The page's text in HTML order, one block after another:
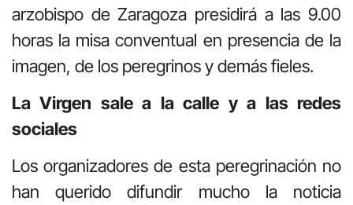
arzobispo de Zaragoza presidirá a las 9.00
horas la misa conventual en presencia de la
imagen, de los peregrinos y demás fieles.
La Virgen sale a la calle y a las redes
sociales
Los organizadores de esta peregrinación no
han querido difundir mucho la noticia